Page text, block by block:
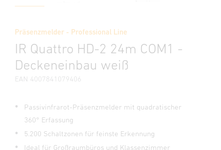
Präsenzmelder - Professional Line
IR Quattro HD-2 24m COM1 -
Deckeneinbau weiß
EAN 4007841079406
Passivinfrarot-Präsenzmelder mit quadratischer
360° Erfassung
5.200 Schaltzonen für feinste Erkennung
Ideal für Großraumbüros und Klassenzimmer